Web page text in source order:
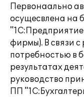
Первонаально
осущесвлена на
фирмы). В связи
потребностью в
результатах
руководство
ПП